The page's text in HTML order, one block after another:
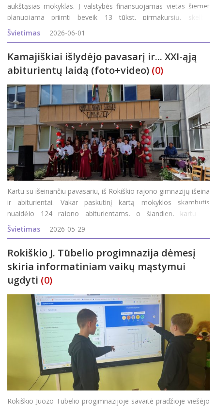
aukštąsias mokyklas. Į valstybės finansuojamas vietas šiemet
planuojama priimti beveik 13 tūkst. pirmakursių, skelbia
Švietimo, mokslo ir sporto ministerija (ŠMSM). „Kviečiu
stojančiuosius rinktis tas studijas,
Švietimas 2026-06-01
Kamajiškiai išlydėjo pavasarį ir... XXI-ąją
abiturientų laidą (foto+video) (0)
Kartu su išeinančiu pavasariu, iš Rokiškio rajono gimnazijų išeina
ir abiturientai. Vakar paskutinį kartą mokyklos skambutis
nuaidėjo 124 rajono abiturientams, o šiandien, kartu su
išeinančiu pavasariu, XXI-ąją gimnazijos dvyliktokų laidą į
gyvenimą i&scaron
Švietimas 2026-05-29
Rokiškio J. Tūbelio progimnazija dėmesį
skiria informatiniam vaikų mąstymui
ugdyti (0)
Rokiškio Juozo Tūbelio progimnazijoje savaitė pradžioje viešėjo